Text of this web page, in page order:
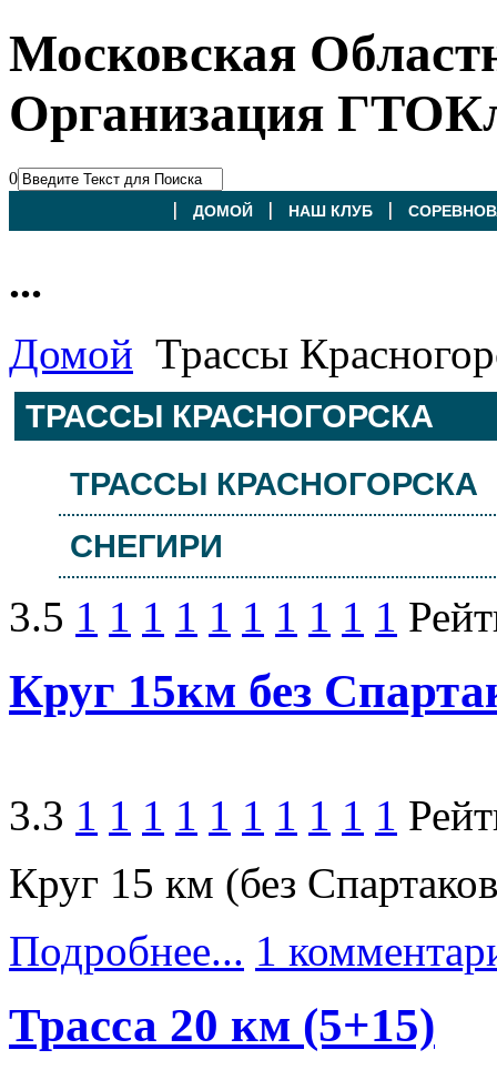
Московская
Организация
0
ДОМОЙ НАШ КЛУБ
...
Домой Трассы
ТРАССЫ КРАСНОГОРСКА
ТРАССЫ КРАСНОГОРСКА
СНЕГИРИ
3.5 1 1 1 1 1 1 1 1 1 1
Круг 15км без
3.3 1 1 1 1 1 1 1 1 1 1
Круг 15 км (без
Подробнее... 1
Трасса 20 км (5+15)